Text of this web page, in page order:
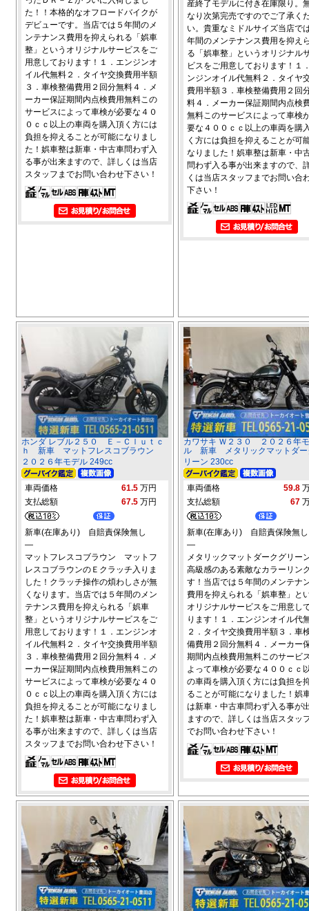
た！！本格的なオフロードバイクが
デビューです。当店では５年間のメ
ンテナンス費用を抑えられる「娯車
整」というオリジナルサービスをご
用意しております！１．エンジンオ
イル代無料２．タイヤ交換費用半額
３．車検整備費用２回分無料４．メ
ーカー保証期間内点検費用無料この
サービスによって車検が必要な４０
０ｃｃ以上の車両を購入頂く方には
負担を抑えることが可能になりまし
た！娯車整は新車・中古車問わず入
る事が出来ますので、詳しくは当店
スタッフまでお問い合わせ下さい！
産終了モデルに付き在庫限り。
なり次第完売ですのでご了承く
い。貴重なミドルサイズ当店で
年間のメンテナンス費用を抑え
る「娯車整」というオリジナル
ビスをご用意しております！１
ンジンオイル代無料２．タイヤ
費用半額３．車検整備費用２回
料４．メーカー保証期間内点検
無料このサービスによって車検
要な４００ｃｃ以上の車両を購
く方には負担を抑えることが可
なりました！娯車整は新車・中
問わず入る事が出来ますので、
くは当店スタッフまでお問い合
下さい！
ホンダ レブル２５０ Ｅ－Ｃｌｕｔｃ
ｈ 新車 マットフレスコブラウン
２０２６年モデル 249cc
車両価格 61.5 万円
支払総額
67.5 万円
新車(在庫あり) 自賠責保険無し
―
マットフレスコブラウン マットフ
レスコブラウンのＥクラッチ入りま
した！クラッチ操作の煩わしさが無
くなります。当店では５年間のメン
テナンス費用を抑えられる「娯車
整」というオリジナルサービスをご
用意しております！１．エンジンオ
イル代無料２．タイヤ交換費用半額
３．車検整備費用２回分無料４．メ
ーカー保証期間内点検費用無料この
サービスによって車検が必要な４０
０ｃｃ以上の車両を購入頂く方には
負担を抑えることが可能になりまし
た！娯車整は新車・中古車問わず入
る事が出来ますので、詳しくは当店
スタッフまでお問い合わせ下さい！
カワサキ Ｗ２３０ ２０２６年
ル 新車 メタリックマットダー
リーン 230cc
車両価格 59.8
支払総額
67
新車(在庫あり) 自賠責保険無し
―
メタリックマットダークグリ
高級感のある素敵なカラーリン
す！当店では５年間のメンテナ
費用を抑えられる「娯車整」と
オリジナルサービスをご用意し
ります！１．エンジンオイル代
２．タイヤ交換費用半額３．車
備費用２回分無料４．メーカー
期間内点検費用無料このサービ
よって車検が必要な４００ｃｃ
の車両を購入頂く方には負担を
ることが可能になりました！娯
は新車・中古車問わず入る事が
ますので、詳しくは当店スタッ
でお問い合わせ下さい！